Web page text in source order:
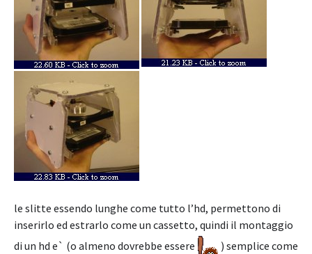
le slitte essendo lunghe come tutto l’hd, permettono di
inserirlo ed estrarlo come un cassetto, quindi il montaggio
di un hd e` (o almeno dovrebbe essere
) semplice come